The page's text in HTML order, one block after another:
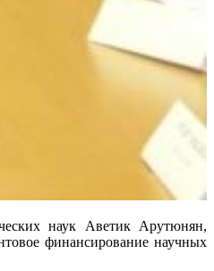
наук Аветик Арутюнян,
финансирование научных